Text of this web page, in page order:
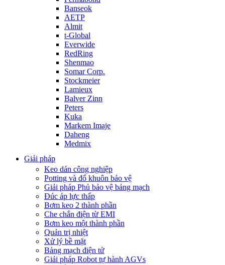
Banseok
AETP
Almit
t-Global
Everwide
RedRing
Shenmao
Somar Corp.
Stockmeier
Lamieux
Balver Zinn
Peters
Kuka
Markem Imaje
Daheng
Medmix
Giải pháp
Keo dán công nghiệp
Potting và đổ khuôn bảo vệ
Giải pháp Phủ bảo vệ bảng mạch
Đúc áp lực thấp
Bơm keo 2 thành phần
Che chắn điện từ EMI
Bơm keo một thành phần
Quản trị nhiệt
Xử lý bề mặt
Bảng mạch điện tử
Giải pháp Robot tự hành AGVs